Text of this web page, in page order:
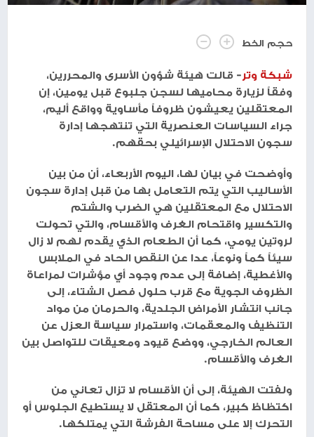
حجم الخط
شبكة وتر- قالت هيئة شؤون الأسرى والمحررين،
وفقاً لزيارة محاميها لسجن جلبوع قبل يومين، إن
المعتقلين يعيشون ظروفاً مأساوية وواقع أليم،
جراء السياسات العنصرية التي تنتهجها إدارة
سجون الاحتلال الإسرائيلي بحقهم.
وأوضحت في بيان لها، اليوم الأربعاء، أن من بين
الأساليب التي يتم التعامل بها من قبل إدارة سجون
الاحتلال مع المعتقلين هي الضرب والشتم
والتكسير واقتحام الغرف والأقسام، والتي تحولت
لروتين يومي، كما أن الطعام الذي يقدم لهم لا زال
سيئاً كماً ونوعاً، عدا عن النقص الحاد في الملابس
والأغطية، إضافة إلى عدم وجود أي مؤشرات لمراعاة
الظروف الجوية مع قرب حلول فصل الشتاء، إلى
جانب انتشار الأمراض الجلدية، والحرمان من مواد
التنظيف والمعقمات، واستمرار سياسة العزل عن
العالم الخارجي، ووضع قيود ومعيقات للتواصل بين
الغرف والأقسام.
ولفتت الهيئة، إلى أن الأقسام لا تزال تعاني من
اكتظاظ كبير، كما أن المعتقل لا يستطيع الجلوس أو
التحرك إلا على مساحة الفرشة التي يمتلكها.